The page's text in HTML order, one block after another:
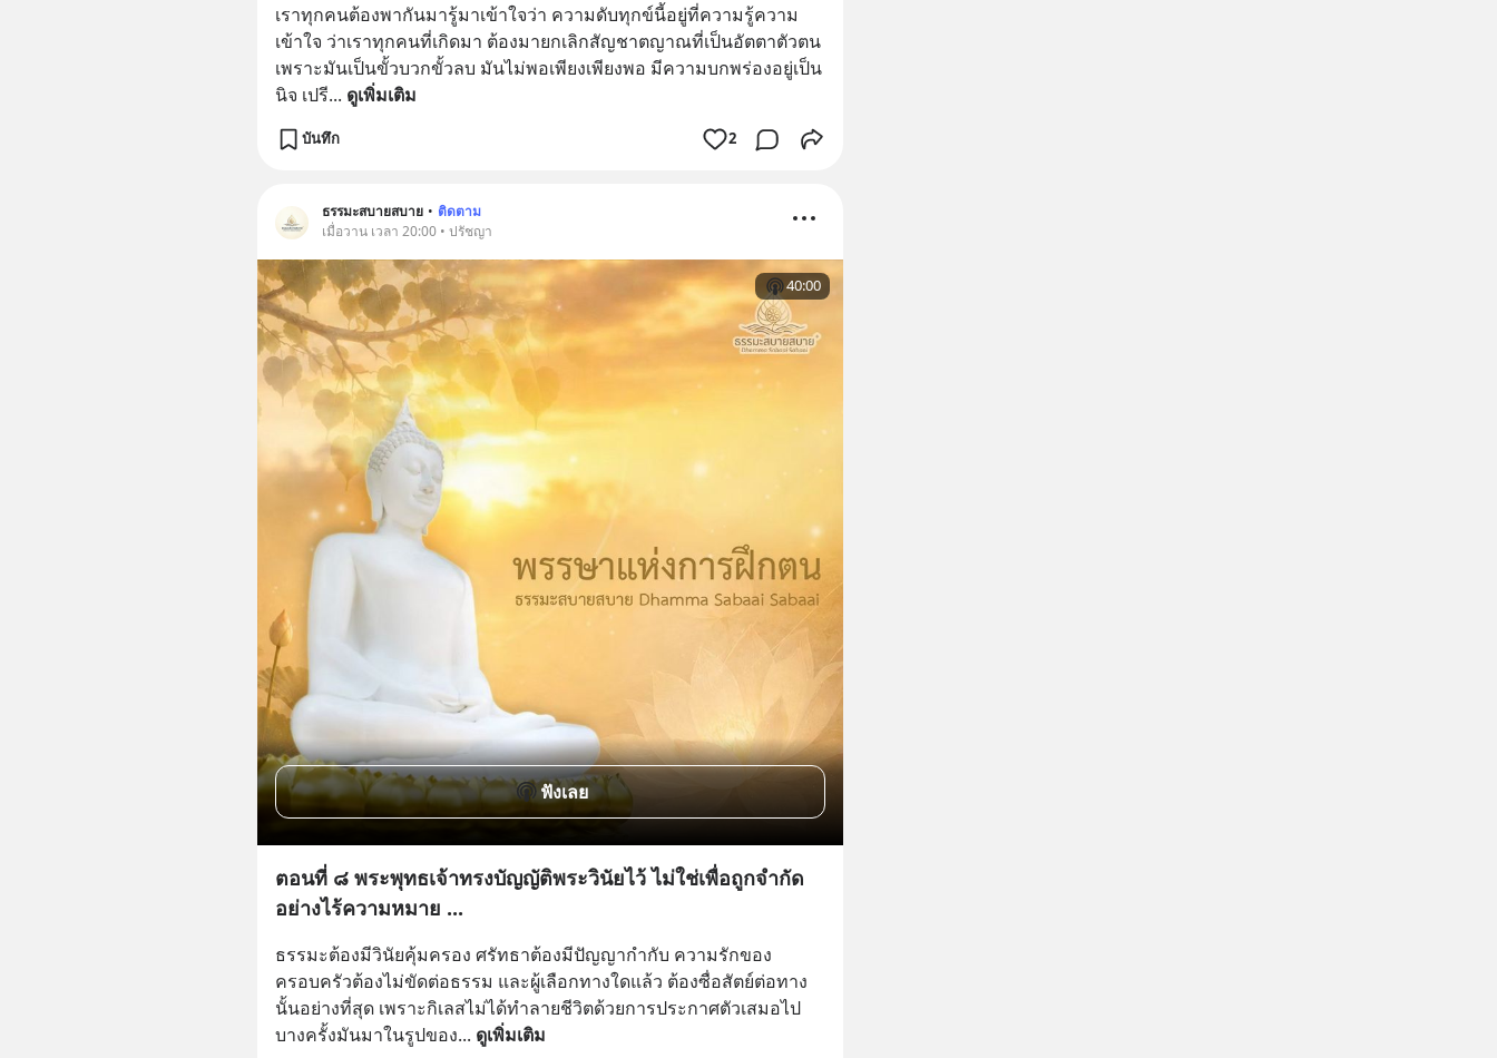
เราทุกคนต้องพากันมารู้มาเข้าใจว่า ความดับทุกข์นี้อยู่ที่ความรู้ความ
เข้าใจ ว่าเราทุกคนที่เกิดมา ต้องมายกเลิกสัญชาตญาณที่เป็นอัตตาตัวตน
เพราะมันเป็นขั้วบวกขั้วลบ มันไม่พอเพียงเพียงพอ มีความบกพร่องอยู่เป็น
นิจ เปรี... ดูเพิ่มเติม
บันทึก 2
ธรรมะสบายสบาย • ติดตาม
เมื่อวาน เวลา 20:00 • ปรัชญา
40:00
ฟังเลย
ตอนที่ ๘ พระพุทธเจ้าทรงบัญญัติพระวินัยไว้ ไม่ใช่เพื่อถูกจำกัด
อย่างไร้ความหมาย ...
ธรรมะต้องมีวินัยคุ้มครอง ศรัทธาต้องมีปัญญากำกับ ความรักของ
ครอบครัวต้องไม่ขัดต่อธรรม และผู้เลือกทางใดแล้ว ต้องซื่อสัตย์ต่อทาง
นั้นอย่างที่สุด เพราะกิเลสไม่ได้ทำลายชีวิตด้วยการประกาศตัวเสมอไป
บางครั้งมันมาในรูปของ... ดูเพิ่มเติม